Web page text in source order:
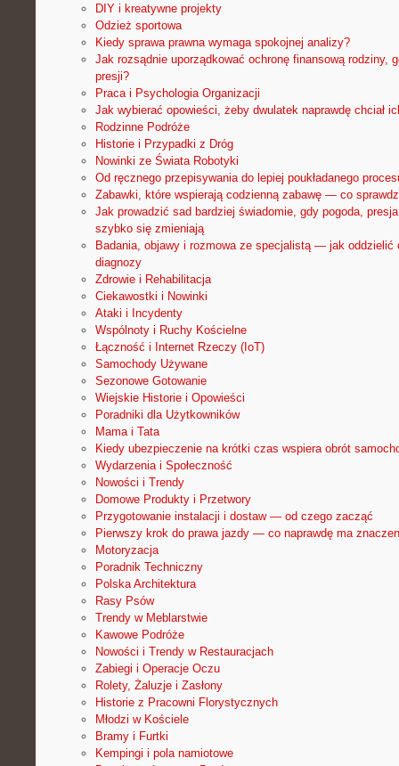
DIY i kreatywne projekty
Odzież sportowa
Kiedy sprawa prawna wymaga spokojnej analizy?
Jak rozsądnie uporządkować ochronę finansową rodziny,
presji?
Praca i Psychologia Organizacji
Jak wybierać opowieści, żeby dwulatek naprawdę chciał
Rodzinne Podróże
Historie i Przypadki z Dróg
Nowinki ze Świata Robotyki
Od ręcznego przepisywania do lepiej poukładanego
Zabawki, które wspierają codzienną zabawę — co
Jak prowadzić sad bardziej świadomie, gdy pogoda,
szybko się zmieniają
Badania, objawy i rozmowa ze specjalistą — jak oddzielić
diagnozy
Zdrowie i Rehabilitacja
Ciekawostki i Nowinki
Ataki i Incydenty
Wspólnoty i Ruchy Kościelne
Łączność i Internet Rzeczy (IoT)
Samochody Używane
Sezonowe Gotowanie
Wiejskie Historie i Opowieści
Poradniki dla Użytkowników
Mama i Tata
Kiedy ubezpieczenie na krótki czas wspiera obrót
Wydarzenia i Społeczność
Nowości i Trendy
Domowe Produkty i Przetwory
Przygotowanie instalacji i dostaw — od czego zacząć
Pierwszy krok do prawa jazdy — co naprawdę ma
Motoryzacja
Poradnik Techniczny
Polska Architektura
Rasy Psów
Trendy w Meblarstwie
Kawowe Podróże
Nowości i Trendy w Restauracjach
Zabiegi i Operacje Oczu
Rolety, Żaluzje i Zasłony
Historie z Pracowni Florystycznych
Młodzi w Kościele
Bramy i Furtki
Kempingi i pola namiotowe